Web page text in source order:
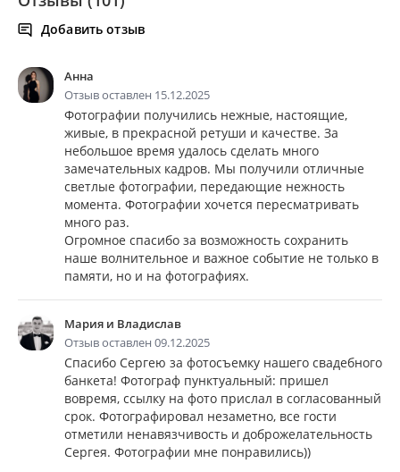
Добавить отзыв
Анна
Отзыв оставлен 15.12.2025
Фотографии получились нежные, настоящие,
живые, в прекрасной ретуши и качестве. За
небольшое время удалось сделать много
замечательных кадров. Мы получили отличные
светлые фотографии, передающие нежность
момента. Фотографии хочется пересматривать
много раз.
Огромное спасибо за возможность сохранить
наше волнительное и важное событие не только в
памяти, но и на фотографиях.
Мария и Владислав
Отзыв оставлен 09.12.2025
Спасибо Сергею за фотосъемку нашего свадебного
банкета! Фотограф пунктуальный: пришел
вовремя, ссылку на фото прислал в согласованный
срок. Фотографировал незаметно, все гости
отметили ненавязчивость и доброжелательность
Сергея. Фотографии мне понравились))